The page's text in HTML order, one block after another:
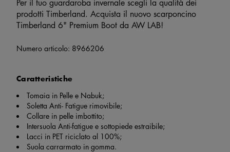
Per il tuo guardaroba invernale scegli la qualità dei
prodotti Timberland. Acquista il nuovo scarponcino
Timberland 6" Premium Boot da AW LAB!
Numero articolo: 8966206
Caratteristiche
Tomaia in Pelle e Nabuk;
Soletta Anti- Fatigue rimovibile;
Collare in pelle imbottito;
Intersuola Anti-fatigue e sottopiede estraibile;
Lacci in PET riciclato al 100%;
Suola carrarmato in gomma.